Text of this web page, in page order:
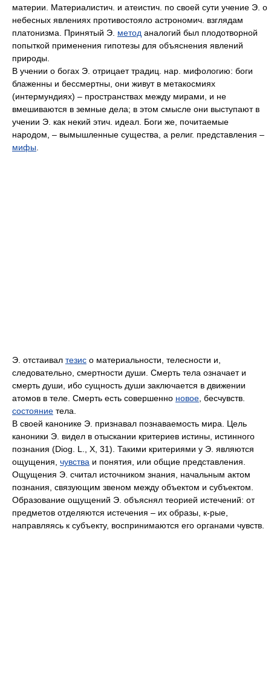
материи. Материалистич. и атеистич. по своей сути учение Э. о
небесных явлениях противостояло астрономич. взглядам
платонизма. Принятый Э. метод аналогий был плодотворной
попыткой применения гипотезы для объяснения явлений
природы.
В учении о богах Э. отрицает традиц. нар. мифологию: боги
блаженны и бессмертны, они живут в метакосмиях
(интермундиях) – пространствах между мирами, и не
вмешиваются в земные дела; в этом смысле они выступают в
учении Э. как некий этич. идеал. Боги же, почитаемые
народом, – вымышленные существа, а религ. представления –
мифы
Э. отстаивал тезис о материальности, телесности и,
следовательно, смертности души. Смерть тела означает и
смерть души, ибо сущность души заключается в движении
атомов в теле. Смерть есть совершенно новое , бесчувств.
состояние тела.
В своей канонике Э. признавал познаваемость мира. Цель
каноники Э. видел в отыскании критериев истины, истинного
познания (Diog. L., X, 31). Такими критериями у Э. являются
ощущения, чувства и понятия, или общие представления.
Ощущения Э. считал источником знания, начальным актом
познания, связующим звеном между объектом и субъектом.
Образование ощущений Э. объяснял теорией истечений: от
предметов отделяются истечения – их образы, к-рые,
направляясь к субъекту, воспринимаются его органами чувств.